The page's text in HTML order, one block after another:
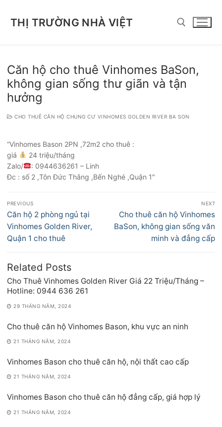
THỊ TRƯỜNG NHÀ VIỆT
Căn hộ cho thuê Vinhomes BaSon,
không gian sống thư giãn và tận
hưởng
CHO THUÊ CĂN HỘ CHUNG CƯ VINHOMES GOLDEN RIVER BA SON
“Vinhomes Bason 2PN ,72m2 cho thuê :
giá
24 triệu/tháng
Zalo/
: 0944636261 – Linh
Đc : số 2 ,Tôn Đức Thắng ,Bến Nghé ,Quận 1″
Điều
hướng
bài
viết
PREVIOUS
Previous
post:
Căn hộ 2 phòng ngủ tại
Vinhomes Golden River,
Quận 1 cho thuê
NEXT
Next
post:
Cho thuê căn hộ Vinhomes
BaSon, không gian sống văn
minh và đẳng cấp
Related Posts
Cho Thuê Vinhomes Golden River Giá 22 Triệu/Tháng –
Hotline: 0944 636 261
29 THÁNG NĂM, 2024
Cho thuê căn hộ Vinhomes Bason, khu vực an ninh
21 THÁNG NĂM, 2024
Vinhomes Bason cho thuê căn hộ, nội thất cao cấp
21 THÁNG NĂM, 2024
Vinhomes Bason cho thuê căn hộ đẳng cấp, giá hợp lý
21 THÁNG NĂM, 2024